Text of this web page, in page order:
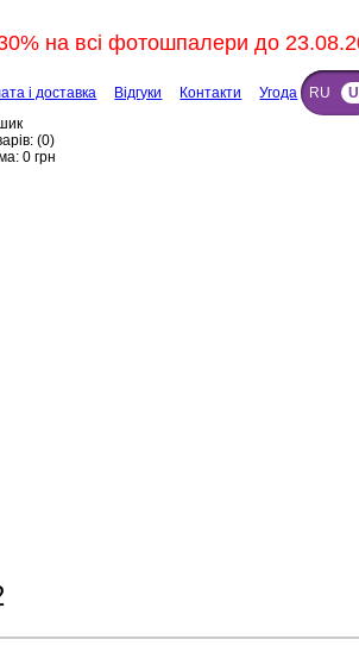
на всі фотошпалери до
і доставка Відгуки Контакти Угода RU
(0)
0 грн